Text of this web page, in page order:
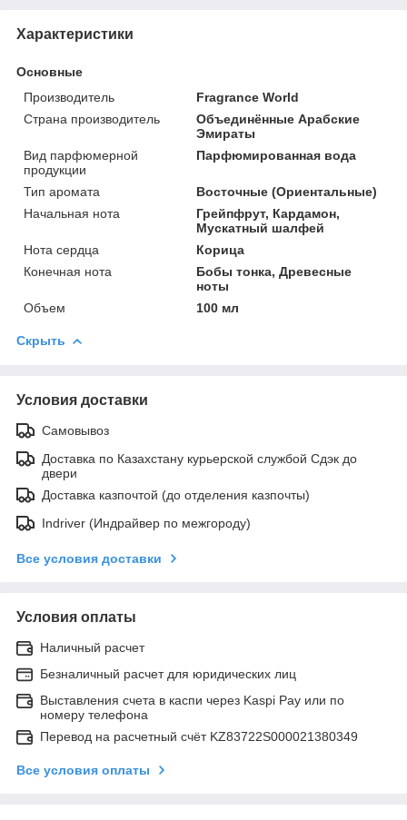
Характеристики
Основные
Производитель
Fragrance World
Страна производитель
Объединённые Арабские
Эмираты
Вид парфюмерной
продукции
Парфюмированная вода
Тип аромата
Восточные (Ориентальные)
Начальная нота
Грейпфрут, Кардамон,
Мускатный шалфей
Нота сердца
Корица
Конечная нота
Бобы тонка, Древесные
ноты
Объем
100 мл
Скрыть
Условия доставки
Самовывоз
Доставка по Казахстану курьерской службой Сдэк до
двери
Доставка казпочтой (до отделения казпочты)
Indriver (Индрайвер по межгороду)
Все условия доставки
Условия оплаты
Наличный расчет
Безналичный расчет для юридических лиц
Выставления счета в каспи через Kaspi Pay или по
номеру телефона
Перевод на расчетный счёт KZ83722S000021380349
Все условия оплаты